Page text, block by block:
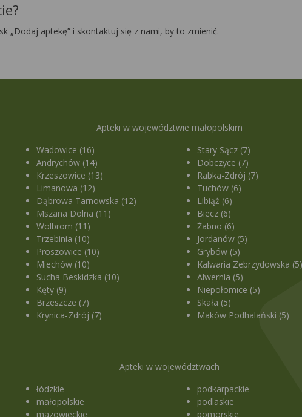
„Dodaj aptekę” i skontaktuj się z nami, by to zmienić.
Apteki w województwie małopolskim
Wadowice (16)
Andrychów (14)
Krzeszowice (13)
Limanowa (12)
Dąbrowa Tarnowska (12)
Mszana Dolna (11)
Wolbrom (11)
Trzebinia (10)
Proszowice (10)
Miechów (10)
Sucha Beskidzka (10)
Kęty (9)
Brzeszcze (7)
Krynica-Zdrój (7)
Stary Sącz (7)
Dobczyce (7)
Rabka-Zdrój (7)
Tuchów (6)
Libiąż (6)
Biecz (6)
Żabno (6)
Jordanów (5)
Grybów (5)
Kalwaria Zebrzydowska (5)
Alwernia (5)
Niepołomice (5)
Skała (5)
Maków Podhalański (5)
Apteki w województwach
łódzkie
małopolskie
mazowieckie
podkarpackie
podlaskie
pomorskie